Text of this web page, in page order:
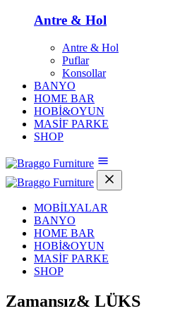
Antre & Hol
Antre & Hol
Puflar
Konsollar
BANYO
HOME BAR
HOBİ&OYUN
MASİF PARKE
SHOP
MOBİLYALAR
BANYO
HOME BAR
HOBİ&OYUN
MASİF PARKE
SHOP
Zamansız& LÜKS